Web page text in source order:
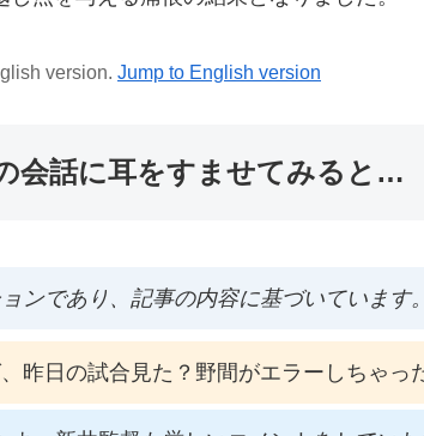
version. Jump to English version
会話に耳をすませてみると…
ンであり、記事の内容に基づいています。
昨日の試合見た？野間がエラーしちゃっ